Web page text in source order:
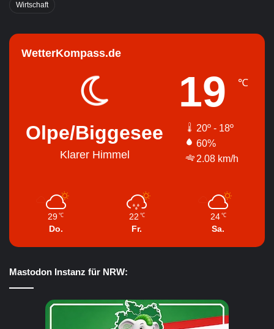
Wirtschaft
WetterKompass.de
Olpe/Biggesee
Klarer Himmel
19 ℃
20º - 18º
60%
2.08 km/h
29 ℃
Do.
22 ℃
Fr.
24 ℃
Sa.
Mastodon Instanz für NRW: